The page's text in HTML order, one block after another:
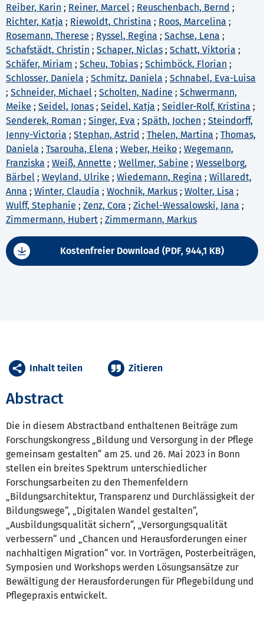
Reiber, Karin ; Reiner, Marcel ; Reuschenbach, Bernd ;
Richter, Katja ; Riewoldt, Christina ; Roos, Marcelina ;
Rosemann, Therese ; Ryssel, Regina ; Sachse, Lena ;
Schafstädt, Christin ; Schaper, Niclas ; Schatt, Viktoria ;
Schäfer, Miriam ; Scheu, Tobias ; Schimböck, Florian ;
Schlosser, Daniela ; Schmitz, Daniela ; Schnabel, Eva-Luisa
; Schneider, Michael ; Scholten, Nadine ; Schwermann,
Meike ; Seidel, Jonas ; Seidel, Katja ; Seidler-Rolf, Kristina ;
Senderek, Roman ; Singer, Eva ; Späth, Jochen ; Steindorff,
Jenny-Victoria ; Stephan, Astrid ; Thelen, Martina ; Thomas,
Daniela ; Tsarouha, Elena ; Weber, Heiko ; Wegemann,
Franziska ; Weiß, Annette ; Wellmer, Sabine ; Wesselborg,
Bärbel ; Weyland, Ulrike ; Wiedemann, Regina ; Willaredt,
Anna ; Winter, Claudia ; Wochnik, Markus ; Wolter, Lisa ;
Wulff, Stephanie ; Zenz, Cora ; Zichel-Wessalowski, Jana ;
Zimmermann, Hubert ; Zimmermann, Markus
Kostenfreier Download (PDF, 944,1 KB)
Abstract
Die in diesem Abstractband enthaltenen Beiträge zum
Forschungskongress „Bildung und Versorgung in der Pflege
gemeinsam gestalten“ am 25. und 26. Mai 2023 in Bonn
stellen ein breites Spektrum unterschiedlicher
Forschungsarbeiten zu den Themenfeldern
„Bildungsarchitektur, Transparenz und Durchlässigkeit der
Bildungswege“, „Digitalen Wandel gestalten“,
„Ausbildungsqualität sichern“, „Versorgungsqualität
verbessern“ und „Chancen und Herausforderungen einer
nachhaltigen Migration“ vor. In Vorträgen, Posterbeiträgen,
Symposien und Workshops werden Lösungsansätze zur
Bewältigung der Herausforderungen für Pflegebildung und
Pflegepraxis entwickelt.
Inhalt teilen Zitieren